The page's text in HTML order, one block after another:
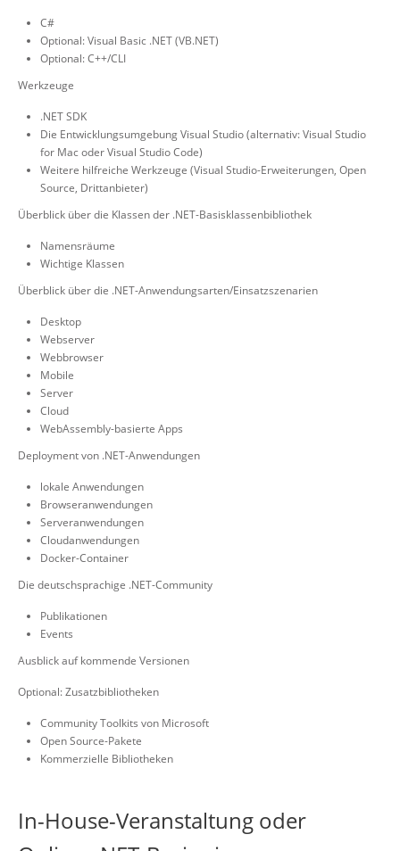
C#
Optional: Visual Basic .NET (VB.NET)
Optional: C++/CLI
Werkzeuge
.NET SDK
Die Entwicklungsumgebung Visual Studio (alternativ: Visual Studio
for Mac oder Visual Studio Code)
Weitere hilfreiche Werkzeuge (Visual Studio-Erweiterungen, Open
Source, Drittanbieter)
Überblick über die Klassen der .NET-Basisklassenbibliothek
Namensräume
Wichtige Klassen
Überblick über die .NET-Anwendungsarten/Einsatzszenarien
Desktop
Webserver
Webbrowser
Mobile
Server
Cloud
WebAssembly-basierte Apps
Deployment von .NET-Anwendungen
lokale Anwendungen
Browseranwendungen
Serveranwendungen
Cloudanwendungen
Docker-Container
Die deutschsprachige .NET-Community
Publikationen
Events
Ausblick auf kommende Versionen
Optional: Zusatzbibliotheken
Community Toolkits von Microsoft
Open Source-Pakete
Kommerzielle Bibliotheken
In-House-Veranstaltung oder